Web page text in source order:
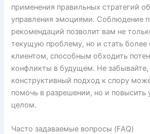
применения правильных стратегий
управления эмоциями. Соблюдение
рекомендаций позволит вам не
текущую проблему, но и стать
клиентом, способным обходить
конфликты в будущем. Не забывайте,
конструктивный подход к спору
помочь в разрешении, но и повысить
целом.
Часто задаваемые вопросы (FAQ)